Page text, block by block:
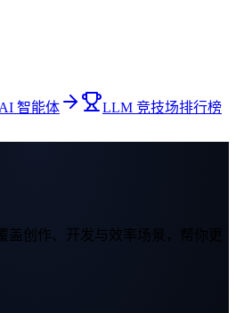
AI 智能体 LLM 竞技场排行榜
盖创作、开发与效率场景，帮你更